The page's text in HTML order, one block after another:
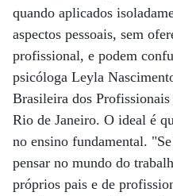
quando aplicados
aspectos pessoais, sem
profissional, e podem
psicóloga Leyla
Brasileira dos
Rio de Janeiro. O ideal é
no ensino fundamental.
pensar no mundo do
próprios pais e de